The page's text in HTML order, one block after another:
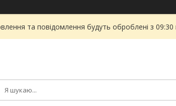
та повідомлення будуть оброблені з